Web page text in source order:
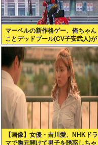
マーベルの新作格ゲー、俺ちゃん
ことデッドプール(CV子安武人)が
安定のやりたい放題で話題に
【画像】女優・吉川愛、NHKドラ
マで胸元開けて男子を誘惑しちゃ